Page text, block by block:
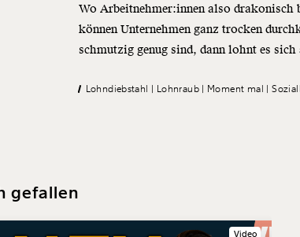
Wo Arbeitnehmer:innen also drakonisch
können Unternehmen ganz trocken
schmutzig genug sind, dann lohnt es
Lohndiebstahl Lohnraub Moment mal
gefallen
Video